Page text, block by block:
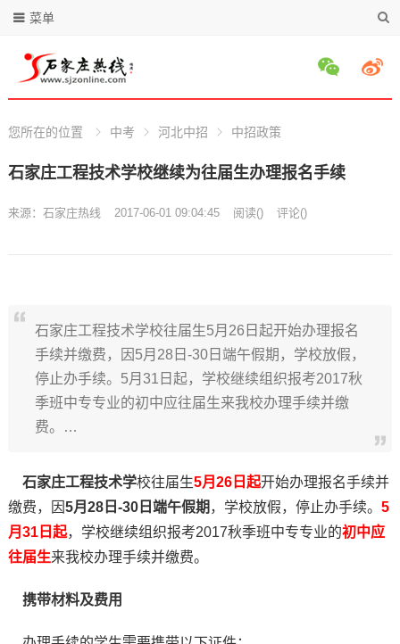
菜单
您所在的位置 中考 河北中招 中招政策
石家庄工程技术学校继续为往届生办理报名手续
来源： 石家庄热线 2017-06-01 09:04:45 阅读() 评论()
石家庄工程技术学校往届生5月26日起开始办理报名
手续并缴费，因5月28日-30日端午假期，学校放假，
停止办手续。5月31日起，学校继续组织报考2017秋
季班中专专业的初中应往届生来我校办理手续并缴
费。…
石家庄工程技术学校往届生5月26日起开始办理报名手续并
缴费，因5月28日-30日端午假期 ，学校放假，停止办手续。 5
月31日起，学校继续组织报考2017秋季班中专专业的初中应
往届生来我校办理手续并缴费。
携带材料及费用